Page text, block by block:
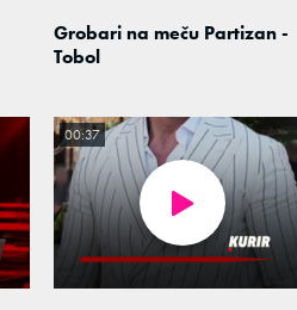
Grobari na meču Partizan -
Tobol
00:37